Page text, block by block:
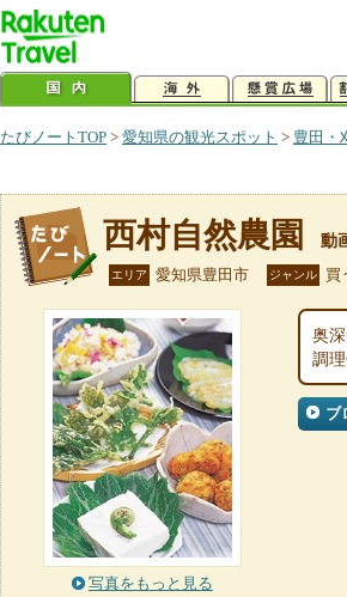
たびノートTOP > 愛知県の観光スポット > 豊田・
西村自然農園 動
エリア 愛知県豊田市 ジャンル 買
写真をもっと見る
奥
調
ブ